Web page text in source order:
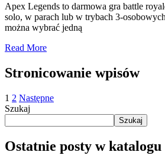
Apex Legends to darmowa gra battle
solo, w parach lub w trybach 3-
można wybrać jedną
Read More
Stronicowanie wpisów
1 2 Następne
Szukaj
Szukaj
Ostatnie posty w katalogu